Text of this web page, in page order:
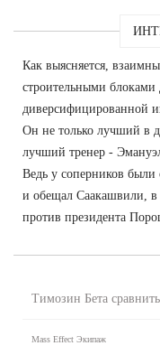
Как выясняется,
строительными блоками
диверсифицированной
Он не только лучший в
лучший тренер -
Ведь у соперников были
и обещал Саакашвили, в
против президента
Tимозин Бета
Mass Effect Экипаж